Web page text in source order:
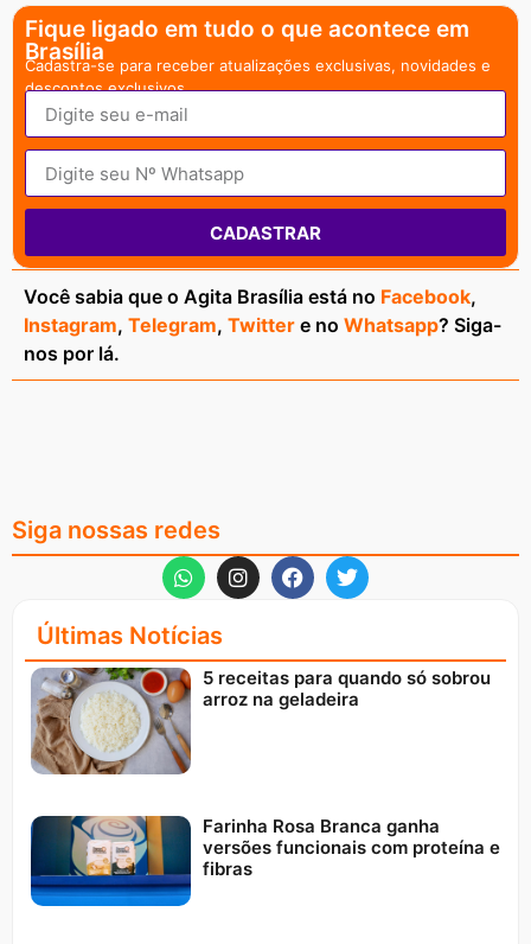
Fique ligado em tudo o que acontece em
Brasília
Cadastra-se para receber atualizações exclusivas, novidades e
descontos exclusivos.
CADASTRAR
Você sabia que o Agita Brasília está no Facebook,
Instagram, Telegram, Twitter e no Whatsapp? Siga-
nos por lá.
Siga nossas redes
Últimas Notícias
5 receitas para quando só sobrou
arroz na geladeira
Farinha Rosa Branca ganha
versões funcionais com proteína e
fibras